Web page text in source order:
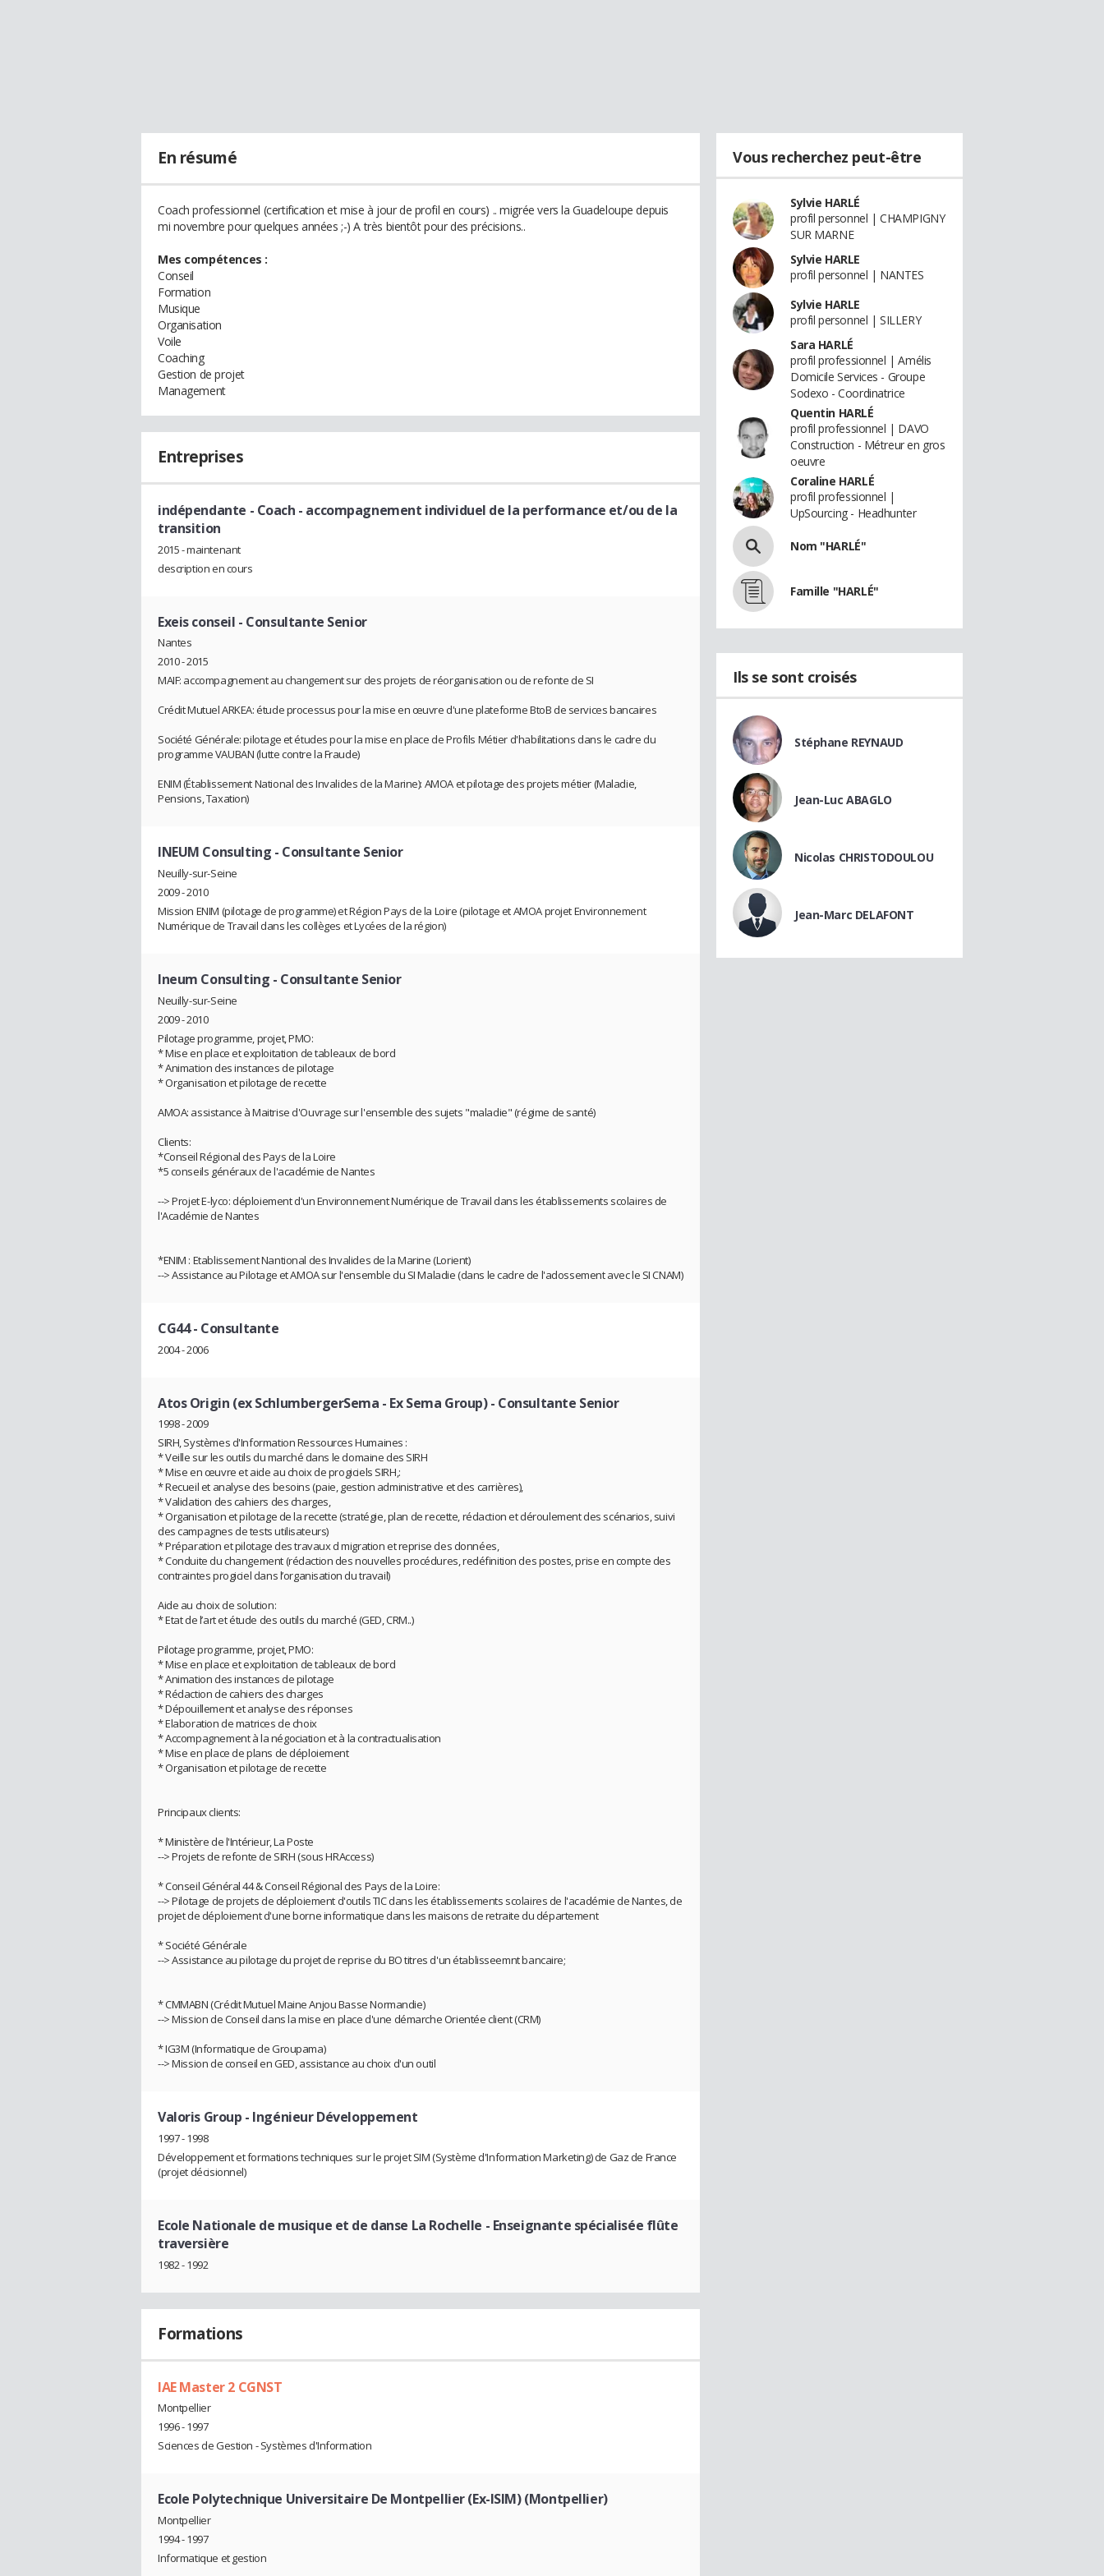
En résumé
Coach professionnel (certification et mise à jour de profil en cours) .. migrée vers la Guadeloupe depuis
mi novembre pour quelques années ;-) A très bientôt pour des précisions..
Mes compétences :
Conseil
Formation
Musique
Organisation
Voile
Coaching
Gestion de projet
Management
Entreprises
indépendante - Coach - accompagnement individuel de la performance et/ou de la
transition
2015 - maintenant
description en cours
Exeis conseil - Consultante Senior
Nantes
2010 - 2015
MAIF: accompagnement au changement sur des projets de réorganisation ou de refonte de SI
Crédit Mutuel ARKEA: étude processus pour la mise en œuvre d'une plateforme BtoB de services bancaires
Société Générale: pilotage et études pour la mise en place de Profils Métier d'habilitations dans le cadre du
programme VAUBAN (lutte contre la Fraude)
ENIM (Établissement National des Invalides de la Marine): AMOA et pilotage des projets métier (Maladie,
Pensions, Taxation)
INEUM Consulting - Consultante Senior
Neuilly-sur-Seine
2009 - 2010
Mission ENIM (pilotage de programme) et Région Pays de la Loire (pilotage et AMOA projet Environnement
Numérique de Travail dans les collèges et Lycées de la région)
Ineum Consulting - Consultante Senior
Neuilly-sur-Seine
2009 - 2010
Pilotage programme, projet, PMO:
* Mise en place et exploitation de tableaux de bord
* Animation des instances de pilotage
* Organisation et pilotage de recette
AMOA: assistance à Maitrise d'Ouvrage sur l'ensemble des sujets "maladie" (régime de santé)
Clients:
*Conseil Régional des Pays de la Loire
*5 conseils généraux de l'académie de Nantes
--> Projet E-lyco: déploiement d'un Environnement Numérique de Travail dans les établissements scolaires de
l'Académie de Nantes
*ENIM : Etablissement Nantional des Invalides de la Marine (Lorient)
--> Assistance au Pilotage et AMOA sur l'ensemble du SI Maladie (dans le cadre de l'adossement avec le SI CNAM)
CG44- Consultante
2004 - 2006
Atos Origin (ex SchlumbergerSema - Ex Sema Group)- Consultante Senior
1998 - 2009
SIRH, Systèmes d'Information Ressources Humaines :
* Veille sur les outils du marché dans le domaine des SIRH
* Mise en œuvre et aide au choix de progiciels SIRH,:
* Recueil et analyse des besoins (paie, gestion administrative et des carrières),
* Validation des cahiers des charges,
* Organisation et pilotage de la recette (stratégie, plan de recette, rédaction et déroulement des scénarios, suivi
des campagnes de tests utilisateurs)
* Préparation et pilotage des travaux d migration et reprise des données,
* Conduite du changement (rédaction des nouvelles procédures, redéfinition des postes, prise en compte des
contraintes progiciel dans l’organisation du travail)
Aide au choix de solution:
* Etat de l’art et étude des outils du marché (GED, CRM..)
Pilotage programme, projet, PMO:
* Mise en place et exploitation de tableaux de bord
* Animation des instances de pilotage
* Rédaction de cahiers des charges
* Dépouillement et analyse des réponses
* Elaboration de matrices de choix
* Accompagnement à la négociation et à la contractualisation
* Mise en place de plans de déploiement
* Organisation et pilotage de recette
Principaux clients:
* Ministère de l'Intérieur, La Poste
--> Projets de refonte de SIRH (sous HRAccess)
* Conseil Général 44 & Conseil Régional des Pays de la Loire:
--> Pilotage de projets de déploiement d'outils TIC dans les établissements scolaires de l'académie de Nantes, de
projet de déploiement d'une borne informatique dans les maisons de retraite du département
* Société Générale
--> Assistance au pilotage du projet de reprise du BO titres d'un établisseemnt bancaire;
* CMMABN (Crédit Mutuel Maine Anjou Basse Normandie)
--> Mission de Conseil dans la mise en place d'une démarche Orientée client (CRM)
* IG3M (Informatique de Groupama)
--> Mission de conseil en GED, assistance au choix d'un outil
Valoris Group - Ingénieur Développement
1997 - 1998
Développement et formations techniques sur le projet SIM (Système d'Information Marketing) de Gaz de France
(projet décisionnel)
Ecole Nationale de musique et de danse La Rochelle - Enseignante spécialisée flûte
traversière
1982 - 1992
Formations
IAE Master 2 CGNST
Montpellier
1996 - 1997
Sciences de Gestion - Systèmes d'Information
Ecole Polytechnique Universitaire De Montpellier (Ex-ISIM) (Montpellier)
Montpellier
1994 - 1997
Informatique et gestion
Vous recherchez peut-être
Sylvie HARLÉ
profil personnel | CHAMPIGNY
SUR MARNE
Sylvie HARLE
profil personnel | NANTES
Sylvie HARLE
profil personnel | SILLERY
Sara HARLÉ
profil professionnel | Amélis
Domicile Services - Groupe
Sodexo - Coordinatrice
Quentin HARLÉ
profil professionnel | DAVO
Construction - Métreur en gros
oeuvre
Coraline HARLÉ
profil professionnel |
UpSourcing - Headhunter
Nom "HARLÉ"
Famille "HARLÉ"
Ils se sont croisés
Stéphane REYNAUD
Jean-Luc ABAGLO
Nicolas CHRISTODOULOU
Jean-Marc DELAFONT